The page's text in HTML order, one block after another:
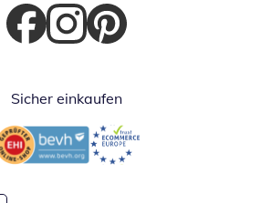
Öffnet in neuem Fenster
Öffnet in neuem Fenster
Öffnet in neuem Fenster
Sicher einkaufen
Öffnet in neuem FensterÖffnet in neuem Fenster